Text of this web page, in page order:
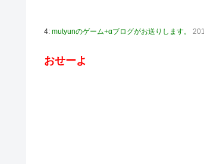
4: mutyunのゲーム+αブログがお送りします。
おせーよ